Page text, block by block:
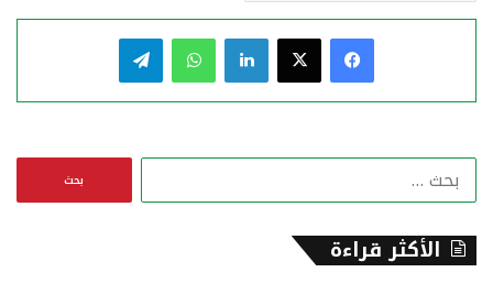
فيسبوك لينكدإن واتساب
الأكثر قراءة